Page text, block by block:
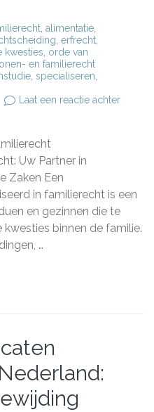
, alimentatie,
, erfrecht,
kwesties, orde van
en familierecht
, specialiseren,
Laat een reactie achterop
Zaken
Uw Partner in
Zaken Een
in familierecht is een
en gezinnen die te
binnen de familie.
…